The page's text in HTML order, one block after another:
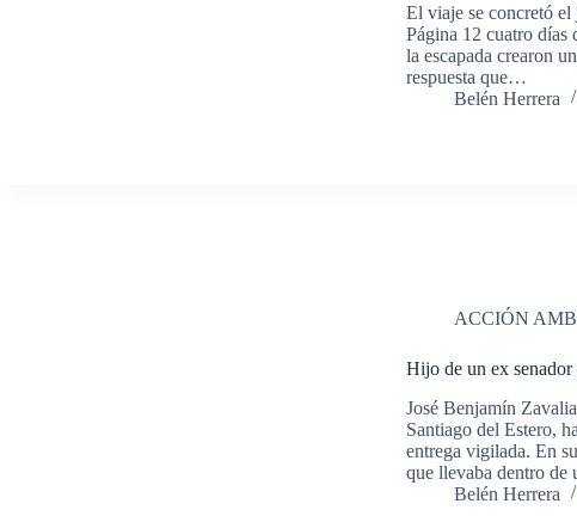
El viaje se concretó
Página 12 cuatro días
la escapada crearon
respuesta que…
Belén Herrera
ACCIÓN
Hijo de un ex
José Benjamín
Santiago del Estero,
entrega vigilada. En
que llevaba dentro
Belén Herrera